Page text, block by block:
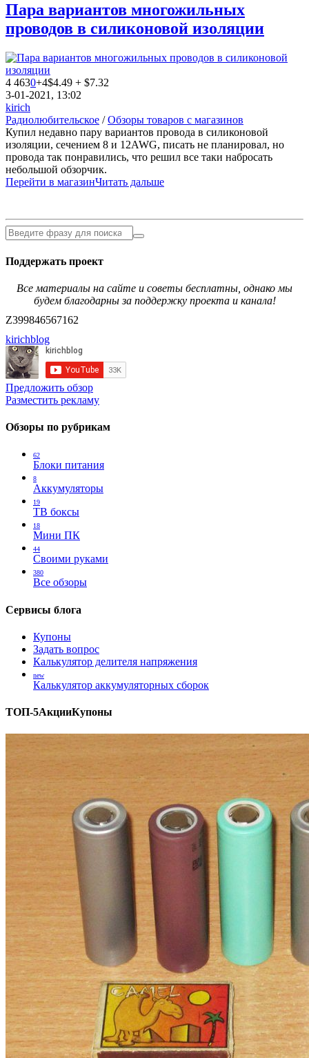
Пара вариантов многожильных
проводов в силиконовой изоляции
4 4630+4$4.49 + $7.32
3-01-2021, 13:02
kirich
Радиолюбительское /Обзоры товаров с магазинов
Купил недавно пару вариантов провода в силиконовой
изоляции, сечением 8 и 12AWG, писать не планировал, но
провода так понравились, что решил все таки набросать
небольшой обзорчик.
Перейти в магазинЧитать дальше
Поддержать проект
Все материалы на сайте и советы бесплатны, однако мы
будем благодарны за поддержку проекта и канала!
Z399846567162
kirichblog
Предложить обзор
Разместить рекламу
Обзоры по рубрикам
62
Блоки питания
8
Аккумуляторы
19
ТВ боксы
18
Мини ПК
44
Своими руками
380
Все обзоры
Сервисы блога
Купоны
Задать вопрос
Калькулятор делителя напряжения
new
Калькулятор аккумуляторных сборок
ТОП-5АкцииКупоны